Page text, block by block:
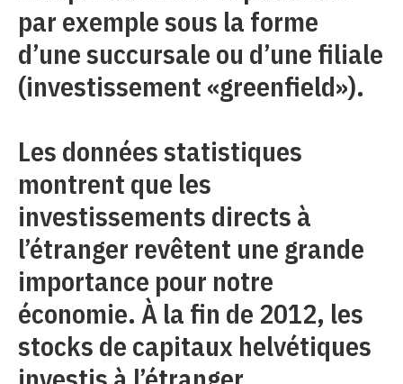
par exemple sous la forme
d’une succursale ou d’une filiale
(investissement «greenfield»).
Les données statistiques
montrent que les
investissements directs à
l’étranger revêtent une grande
importance pour notre
économie. À la fin de 2012, les
stocks de capitaux helvétiques